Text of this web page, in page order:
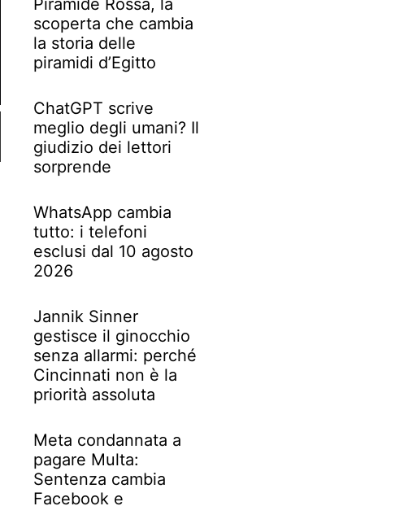
Piramide Rossa, la
scoperta che cambia
la storia delle
piramidi d’Egitto
ChatGPT scrive
meglio degli umani? Il
giudizio dei lettori
sorprende
WhatsApp cambia
tutto: i telefoni
esclusi dal 10 agosto
2026
Jannik Sinner
gestisce il ginocchio
senza allarmi: perché
Cincinnati non è la
priorità assoluta
Meta condannata a
pagare Multa:
Sentenza cambia
Facebook e